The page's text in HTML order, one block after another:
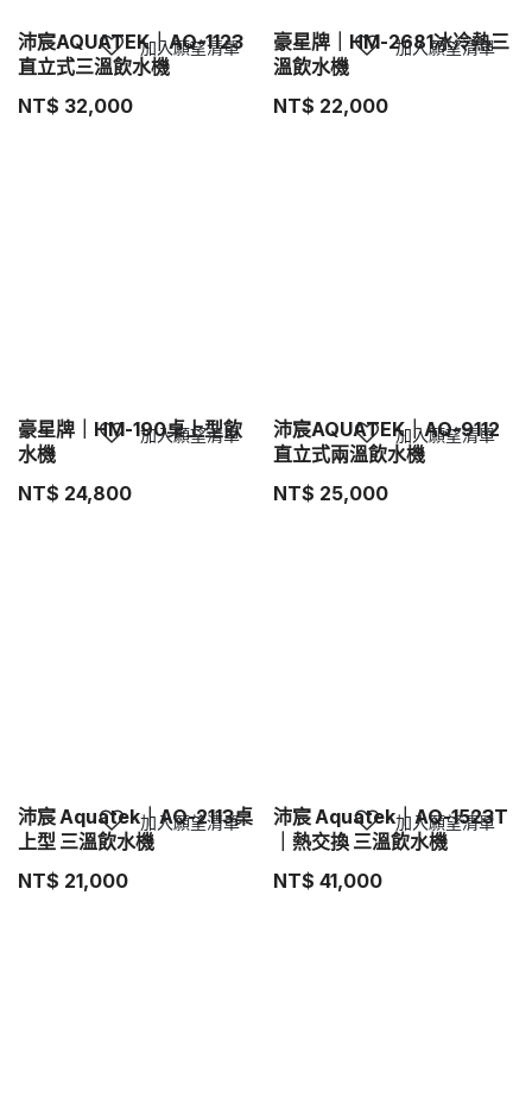
沛宸AQUATEK｜AQ-1123
直立式三溫飲水機
NT$ 32,000
加入願望清單
豪星牌｜HM-2681冰冷熱三
溫飲水機
NT$ 22,000
加入願望清單
豪星牌｜HM-190桌上型飲
水機
NT$ 24,800
加入願望清單
沛宸AQUATEK｜AQ-9112
直立式兩溫飲水機
NT$ 25,000
加入願望清單
沛宸 Aquatek｜AQ-2113桌
上型 三溫飲水機
NT$ 21,000
加入願望清單
沛宸 Aquatek｜AQ-1523T
｜熱交換 三溫飲水機
NT$ 41,000
加入願望清單